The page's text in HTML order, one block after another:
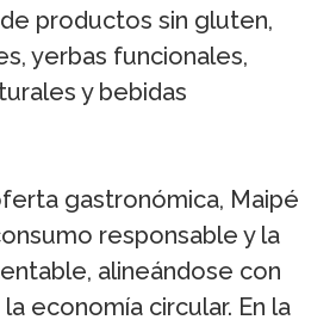
productos sin gluten,
yerbas funcionales,
y bebidas
gastronómica, Maipé
responsable y la
alineándose con
economía circular. En la